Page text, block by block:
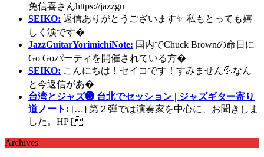
免信喜さんhttps://jazzgu
SEIKO: 返信ありがとうございます✨ 私もとっても嬉
しく涙です�
JazzGuitarYorimichiNote: 国内でChuck Brownの命日に
Go Goパーティを開催されている方�
SEIKO: こんにちは！セイコです！すみません💦なん
と今返信があ�
台湾とジャズ❸ 台北でセッション | ジャズギター寄り
道ノート: […] 第２弾では演奏家を中心に、お聞きしま
した。HP [
Archives